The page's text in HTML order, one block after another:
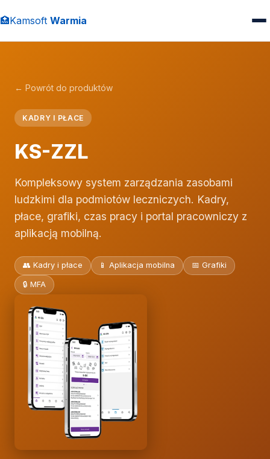
🏥Kamsoft Warmia
← Powrót do produktów
KADRY I PŁACE
KS-ZZL
Kompleksowy system zarządzania zasobami
ludzkimi dla podmiotów leczniczych. Kadry,
płace, grafiki, czas pracy i portal pracowniczy z
aplikacją mobilną.
👥 Kadry i płace 📱 Aplikacja mobilna 📅 Grafiki
🔒 MFA